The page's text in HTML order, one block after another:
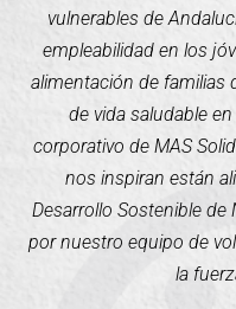
vulnerables de
empleabilidad en los
alimentación de familias
de vida saludable
corporativo de MAS
nos inspiran están
Desarrollo Sostenible
por nuestro equipo de
la